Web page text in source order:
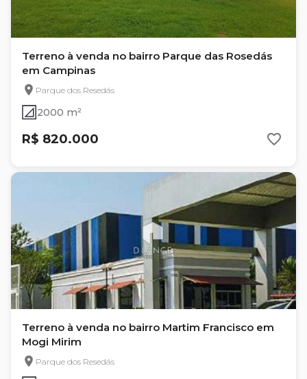
Terreno à venda no bairro Parque das Rosedás
em Campinas
Parque dos Resedás
2000 m²
R$ 820.000
Terreno à venda no bairro Martim Francisco em
Mogi Mirim
Parque dos Resedás